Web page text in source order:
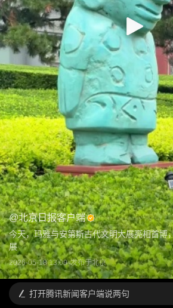
@北京日报客户端
今天，玛雅与安第斯古代文明大展亮相首博
展
2026-05-18 13:09 发布于北京
打开腾讯新闻客户端说两句